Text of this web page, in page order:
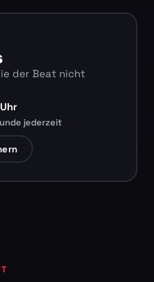
der Beat nicht
jederzeit